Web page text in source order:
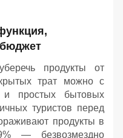
продукты от
трат можно с
и простых бытовых
туристов перед
продукты в
— безвозмездно